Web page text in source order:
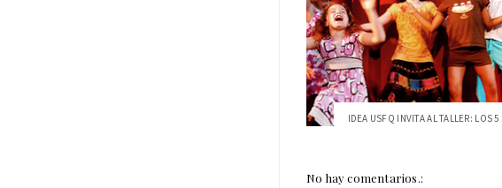
IDEA USFQ INVITA AL TALLER: LOS
No hay comentarios.: